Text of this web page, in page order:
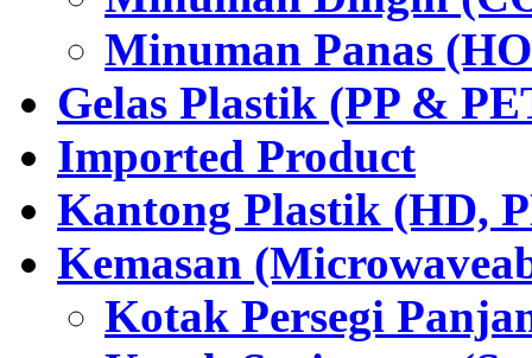
Minuman Panas
Gelas Plastik (PP &
Imported Product
Kantong Plastik (HD,
Kemasan
Kotak Persegi